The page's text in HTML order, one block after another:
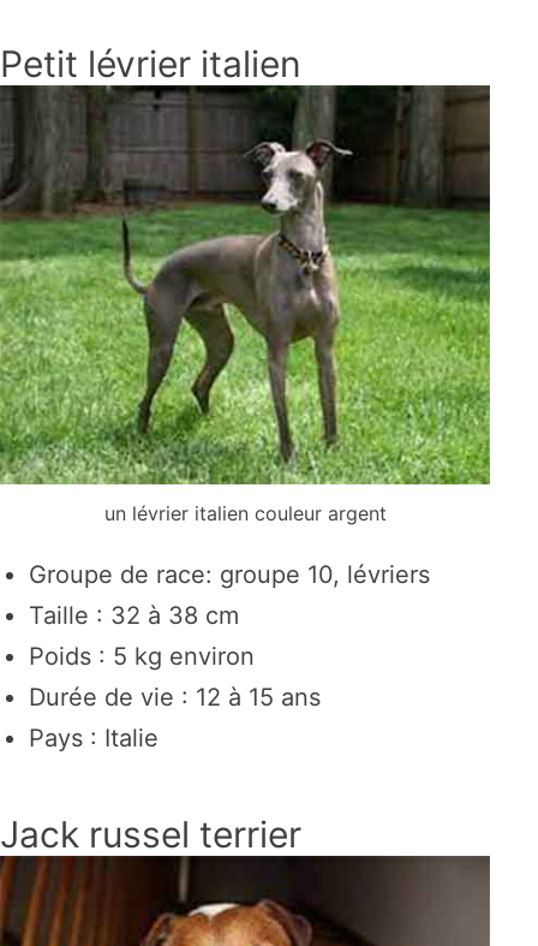
Petit lévrier italien
un lévrier italien couleur argent
Groupe de race: groupe 10, lévriers
Taille : 32 à 38 cm
Poids : 5 kg environ
Durée de vie : 12 à 15 ans
Pays : Italie
Jack russel terrier